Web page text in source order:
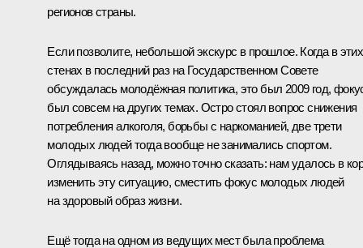
регионов страны.
Если позволите, небольшой экскурс в прошлое. Когда в этих
стенах в последний раз на Государственном Совете
обсуждалась молодёжная политика, это был 2009 год,
был совсем на других темах. Остро стоял вопрос снижения
потребления алкоголя, борьбы с наркоманией, две трети
молодых людей тогда вообще не занимались спортом.
Оглядываясь назад, можно точно сказать: нам удалось в
изменить эту ситуацию, сместить фокус молодых людей
на здоровый образ жизни.
Ещё тогда на одном из ведущих мест была проблема